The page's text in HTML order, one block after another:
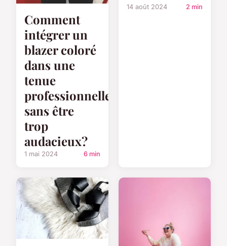
Comment
intégrer un
blazer coloré
dans une
tenue
professionnelle
sans être
trop
audacieux?
1 mai 2024 6 min
14 août 2024 2 min